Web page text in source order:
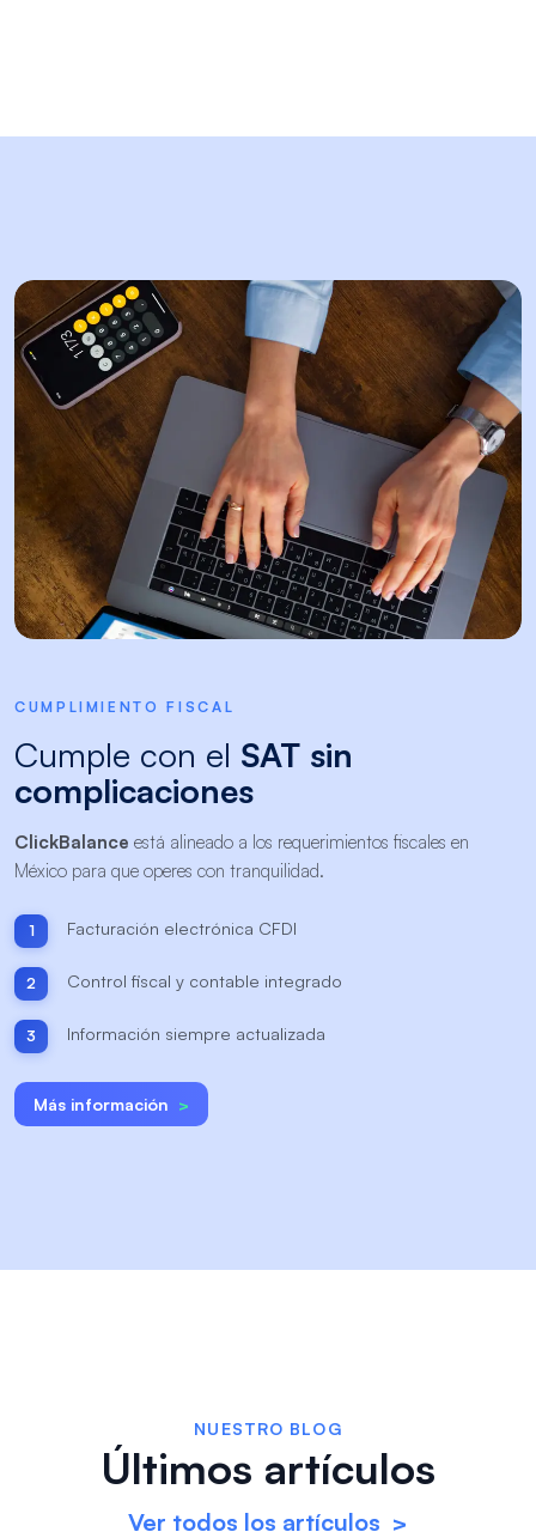
CUMPLIMIENTO FISCAL
Cumple con el SAT sin
complicaciones
ClickBalance está alineado a los requerimientos fiscales en
México para que operes con tranquilidad.
1 Facturación electrónica CFDI
2 Control fiscal y contable integrado
3 Información siempre actualizada
Más información >
NUESTRO BLOG
Últimos artículos
Ver todos los artículos >